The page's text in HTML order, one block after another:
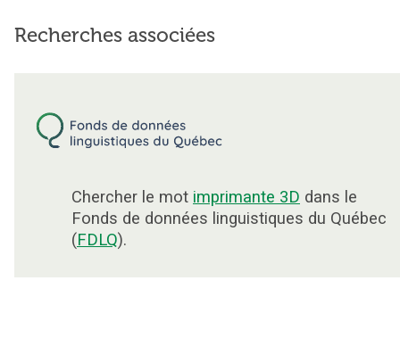
Recherches associées
Chercher le mot imprimante 3D dans le
Fonds de données linguistiques du Québec
(FDLQ).